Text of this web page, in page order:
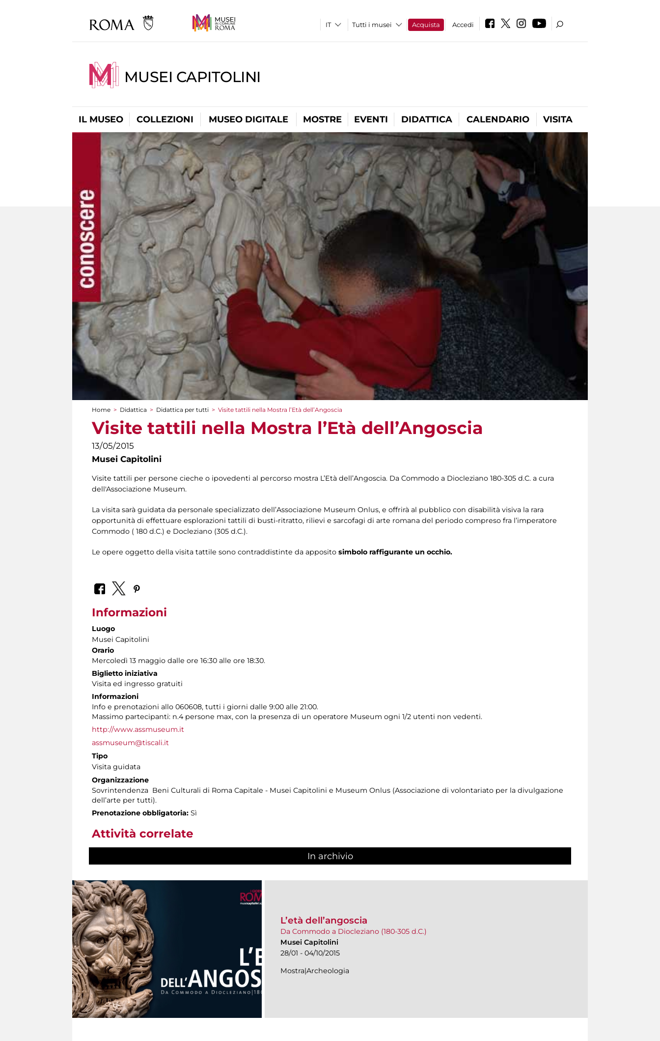
Tutti i musei Acquista Accedi
MUSEI CAPITOLINI
IL MUSEO COLLEZIONI MUSEO DIGITALE MOSTRE EVENTI DIDATTICA CALENDARIO VISITA
Tu sei qui
Home > Didattica > Didattica per tutti > Visite tattili nella Mostra l’Età dell’Angoscia
Visite tattili nella Mostra l’Età dell’Angoscia
13/05/2015
Musei Capitolini
Visite tattili per persone cieche o ipovedenti al percorso mostra L’Età dell’Angoscia. Da Commodo a Diocleziano 180-305 d.C. a cura
dell'Associazione Museum.
La visita sarà guidata da personale specializzato dell’Associazione Museum Onlus, e offrirà al pubblico con disabilità visiva la rara
opportunità di effettuare esplorazioni tattili di busti-ritratto, rilievi e sarcofagi di arte romana del periodo compreso fra l’imperatore
Commodo ( 180 d.C.) e Docleziano (305 d.C.).
Le opere oggetto della visita tattile sono contraddistinte da apposito simbolo raffigurante un occhio.
Informazioni
Luogo
Musei Capitolini
Orario
Mercoledì 13 maggio dalle ore 16:30 alle ore 18:30.
Biglietto iniziativa
Visita ed ingresso gratuiti
Informazioni
Info e prenotazioni allo 060608, tutti i giorni dalle 9:00 alle 21:00.
Massimo partecipanti: n.4 persone max, con la presenza di un operatore Museum ogni 1/2 utenti non vedenti.
http://www.assmuseum.it
assmuseum@tiscali.it
Tipo
Visita guidata
Organizzazione
Sovrintendenza Beni Culturali di Roma Capitale - Musei Capitolini e Museum Onlus (Associazione di volontariato per la divulgazione
dell’arte per tutti).
Prenotazione obbligatoria: Sì
Attività correlate
In archivio
L’età dell’angoscia
Da Commodo a Diocleziano (180-305 d.C.)
Musei Capitolini
28/01 - 04/10/2015
Mostra|Archeologia